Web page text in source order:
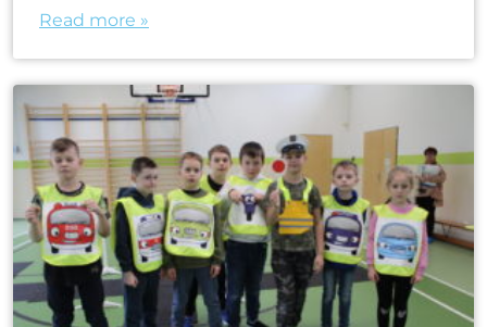
Read more »